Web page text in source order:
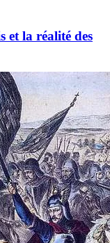
et la réalité des